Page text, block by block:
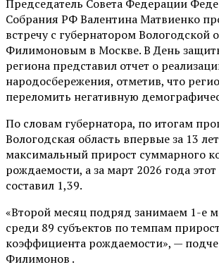
Председатель Совета Федерации
Собрания РФ Валентина Матвиенко
встречу с губернатором Вологодской
Филимоновым в Москве. В День
региона представил отчет о
народосбережения, отметив, что
переломить негативную
По словам губернатора, по итогам
Вологодская область впервые за 13
максимальный прирост суммарного
рождаемости, а за март 2026 года этот
составил 1,39.
«Второй месяц подряд занимаем 1-е
среди 89 субъектов по темпам
коэффициента рождаемости», —
Филимонов .